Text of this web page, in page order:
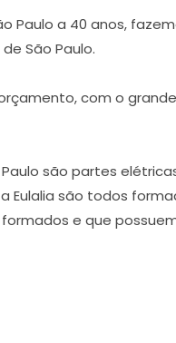
Paulo a 40 anos,
São Paulo.
com o
são partes
são todos
e que possuem